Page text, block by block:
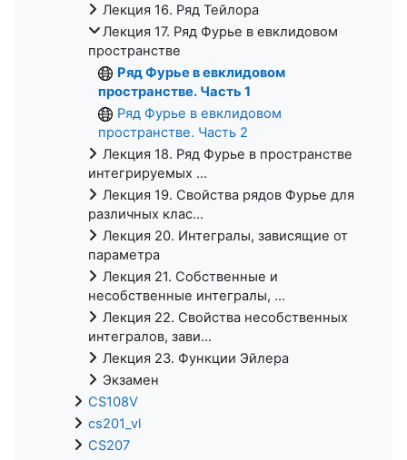
Лекция 16. Ряд Тейлора
Лекция 17. Ряд Фурье в евклидовом
пространстве
Ряд Фурье в евклидовом
пространстве. Часть 1
Ряд Фурье в евклидовом
пространстве. Часть 2
Лекция 18. Ряд Фурье в пространстве
интегрируемых ...
Лекция 19. Свойства рядов Фурье для
различных клас...
Лекция 20. Интегралы, зависящие от
параметра
Лекция 21. Собственные и
несобственные интегралы, ...
Лекция 22. Свойства несобственных
интегралов, зави...
Лекция 23. Функции Эйлера
Экзамен
CS108V
cs201_vl
CS207